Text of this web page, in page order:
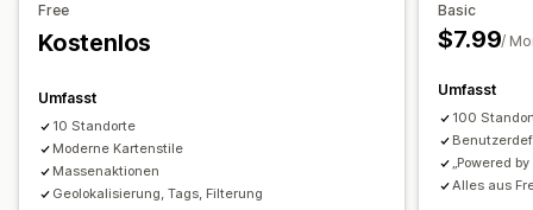
Responsivität für Mobilgeräte
Standortsuche
Automatische Vervollständigung
Geolokalisierung
Benutzerdefinierte Filter
Free
Kostenlos
Umfasst
10 Standorte
Moderne Kartenstile
Massenaktionen
Geolokalisierung, Tags, Filterung
Basic
$7.99/
Umfasst
100
„Powered
Alles aus